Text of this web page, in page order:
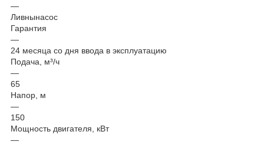
—
Ливнынасос
Гарантия
—
24 месяца со дня ввода в эксплуатацию
Подача, м³/ч
—
65
Напор, м
—
150
Мощность двигателя, кВт
—